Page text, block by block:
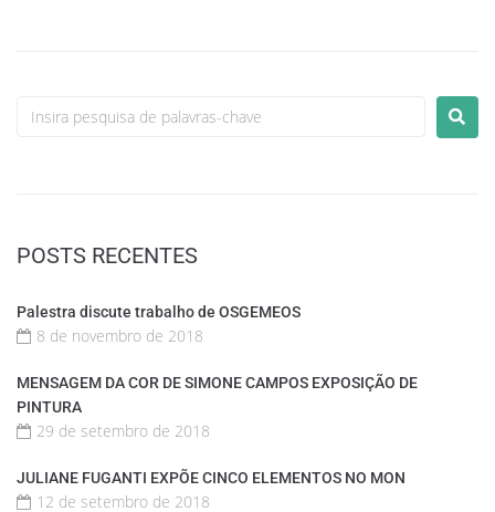
POSTS RECENTES
Palestra discute trabalho de OSGEMEOS
8 de novembro de 2018
MENSAGEM DA COR DE SIMONE CAMPOS EXPOSIÇÃO DE
PINTURA
29 de setembro de 2018
JULIANE FUGANTI EXPÕE CINCO ELEMENTOS NO MON
12 de setembro de 2018